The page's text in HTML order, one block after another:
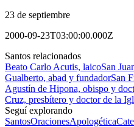
23 de septiembre
2000-09-23T03:00:00.000Z
Santos relacionados
Beato Carlo Acutis, laicoSan
Gualberto, abad y fundadorSan
Agustín de Hipona, obispo y
Cruz, presbítero y doctor de la
Seguí explorando
SantosOracionesApologética